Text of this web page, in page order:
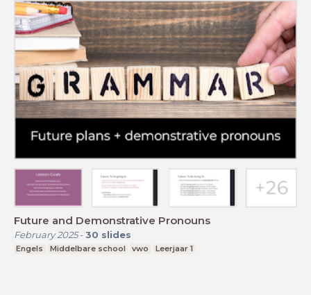
Future and Demonstrative Pronouns
February 2025- 30 slides
Engels Middelbare school vwo Leerjaar 1